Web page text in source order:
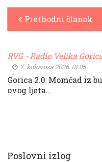
Prethodni članak
RVG - Radio Velika
7. kolovoza 2026. 01:05
Gorica 2.0: Momčad iz
ovog ljeta…
Poslovni izlog